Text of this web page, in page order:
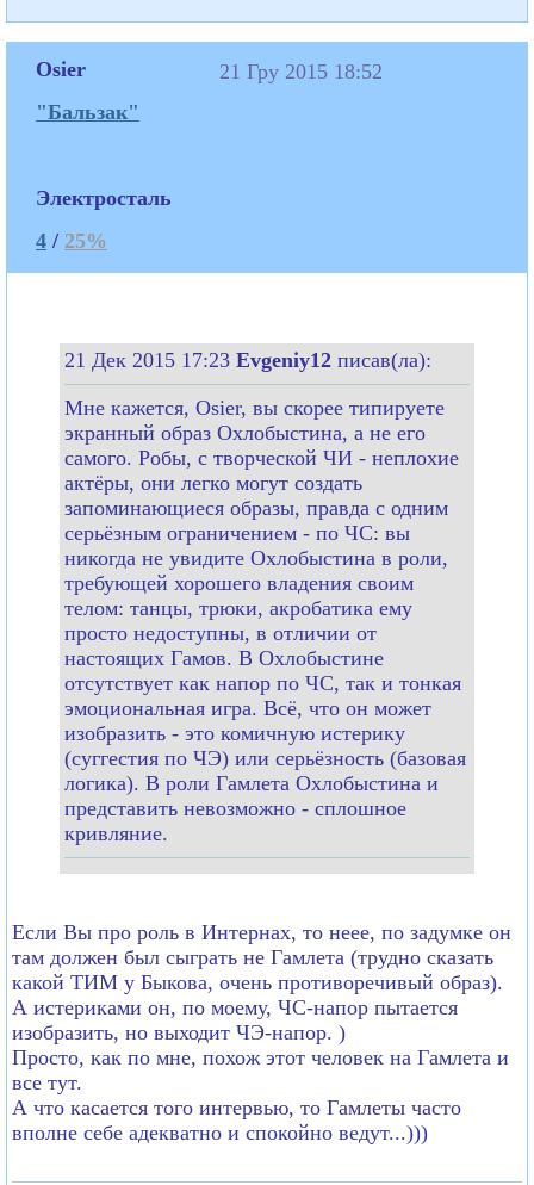
Osier
"Бальзак"
Электросталь
4 / 25%
21 Гру 2015 18:52
21 Дек 2015 17:23 Evgeniy12 писав(ла):
Мне кажется, Osier, вы скорее типируете
экранный образ Охлобыстина, а не его
самого. Робы, с творческой ЧИ - неплохие
актёры, они легко могут создать
запоминающиеся образы, правда с одним
серьёзным ограничением - по ЧС: вы
никогда не увидите Охлобыстина в роли,
требующей хорошего владения своим
телом: танцы, трюки, акробатика ему
просто недоступны, в отличии от
настоящих Гамов. В Охлобыстине
отсутствует как напор по ЧС, так и тонкая
эмоциональная игра. Всё, что он может
изобразить - это комичную истерику
(суггестия по ЧЭ) или серьёзность (базовая
логика). В роли Гамлета Охлобыстина и
представить невозможно - сплошное
кривляние.
Если Вы про роль в Интернах, то неее, по задумке он
там должен был сыграть не Гамлета (трудно сказать
какой ТИМ у Быкова, очень противоречивый образ).
А истериками он, по моему, ЧС-напор пытается
изобразить, но выходит ЧЭ-напор. )
Просто, как по мне, похож этот человек на Гамлета и
все тут.
А что касается того интервью, то Гамлеты часто
вполне себе адекватно и спокойно ведут...)))